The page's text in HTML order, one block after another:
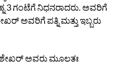
3 ಗಂಟೆಗೆ ನಿಧನರಾದರು. ಅವರಿಗೆ
ಅವರಿಗೆ ಪತ್ನಿ ಮತ್ತು ಇಬ್ಬರು
ಅವರು ಮೂಲತಃ